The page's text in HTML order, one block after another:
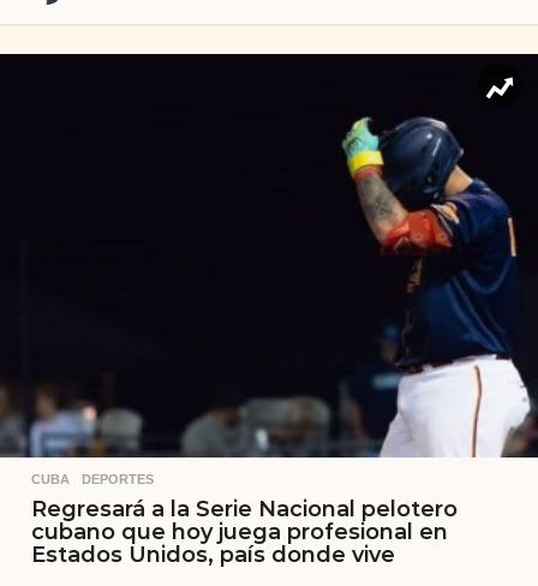
CUBA ,DEPORTES
Regresará a la Serie Nacional pelotero
cubano que hoy juega profesional en
Estados Unidos, país donde vive